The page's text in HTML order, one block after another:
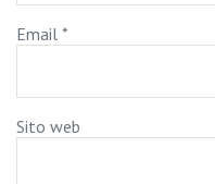
Email *
Sito web